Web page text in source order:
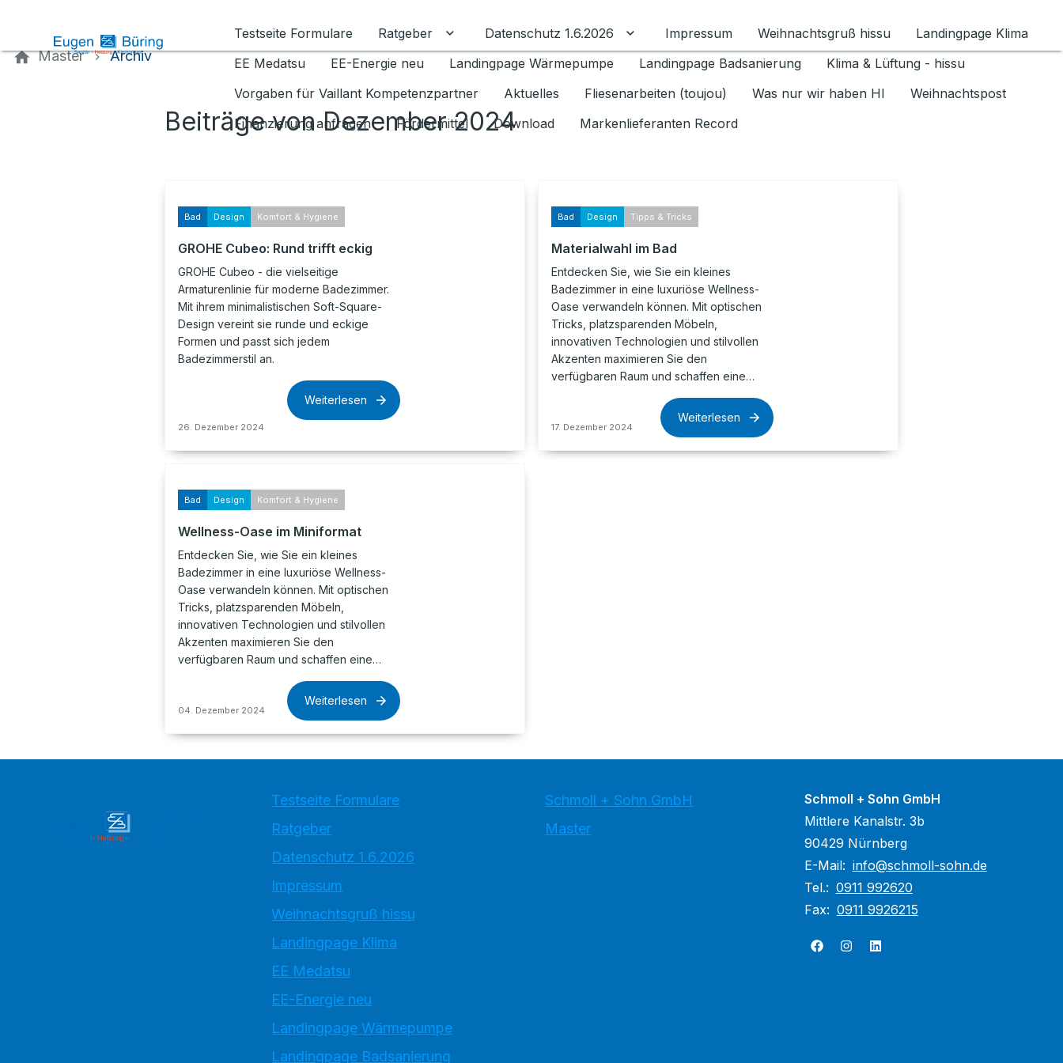
Testseite Formulare
Ratgeber Untermenü für Ratgeber umschalten
Datenschutz 1.6.2026 Untermenü für Datenschutz 1.6.2026 umschalten
Impressum Weihnachtsgruß hissu
Landingpage Klima
EE Medatsu
EE-Energie neu Landingpage Wärmepumpe Landingpage Badsanierung
Klima & Lüftung - hissu
Vorgaben für Vaillant Kompetenzpartner
Aktuelles Fliesenarbeiten (toujou) Was nur wir haben HI
Weihnachtspost
Finanzierung anfragen
Fördermittel Download Markenlieferanten Record
Master Archiv
Beiträge von Dezember 2024
Bad Design Komfort & Hygiene
GROHE Cubeo: Rund trifft eckig
GROHE Cubeo - die vielseitige
Armaturenlinie für moderne Badezimmer.
Mit ihrem minimalistischen Soft-Square-
Design vereint sie runde und eckige
Formen und passt sich jedem
Badezimmerstil an.
26. Dezember 2024
Weiterlesen
Bad Design Tipps & Tricks
Materialwahl im Bad
Entdecken Sie, wie Sie ein kleines
Badezimmer in eine luxuriöse Wellness-
Oase verwandeln können. Mit optischen
Tricks, platzsparenden Möbeln,
innovativen Technologien und stilvollen
Akzenten maximieren Sie den
verfügbaren Raum und schaffen eine…
17. Dezember 2024
Weiterlesen
Bad Design Komfort & Hygiene
Wellness-Oase im Miniformat
Entdecken Sie, wie Sie ein kleines
Badezimmer in eine luxuriöse Wellness-
Oase verwandeln können. Mit optischen
Tricks, platzsparenden Möbeln,
innovativen Technologien und stilvollen
Akzenten maximieren Sie den
verfügbaren Raum und schaffen eine…
04. Dezember 2024
Weiterlesen
Testseite Formulare
Ratgeber
Datenschutz 1.6.2026
Impressum
Weihnachtsgruß hissu
Landingpage Klima
EE Medatsu
EE-Energie neu
Landingpage Wärmepumpe
Landingpage Badsanierung
Schmoll + Sohn GmbH
Master
Schmoll + Sohn GmbH
Mittlere Kanalstr. 3b
90429 Nürnberg
E-Mail: info@schmoll-sohn.de
Tel.: 0911 992620
Fax: 0911 9926215